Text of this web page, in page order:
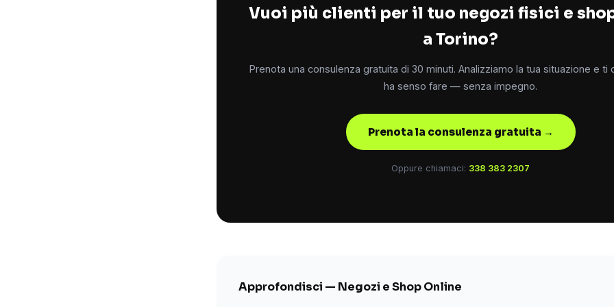
Vuoi più clienti per il tuo negozi fisici e
a Torino?
Prenota una consulenza gratuita di 30 minuti. Analizziamo la tua situazione e ti
ha senso fare — senza impegno.
Prenota la consulenza gratuita →
Oppure chiamaci: 338 383 2307
Approfondisci — Negozi e Shop Online